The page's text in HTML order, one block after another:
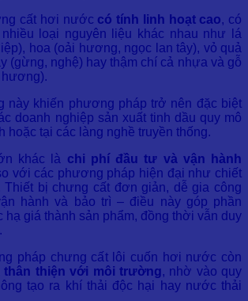
cất hơi nước có tính linh hoạt cao, có
loại nguyên liệu khác nhau như lá
hoa (oải hương, ngọc lan tây), vỏ quả
(gừng, nghệ) hay thậm chí cả nhựa và gỗ
này khiến phương pháp trở nên đặc biệt
doanh nghiệp sản xuất tinh dầu quy mô
hoặc tại các làng nghề truyền thống.
khác là chi phí đầu tư và vận hành
với các phương pháp hiện đại như chiết
Thiết bị chưng cất đơn giản, dễ gia công
hành và bảo trì – điều này góp phần
hạ giá thành sản phẩm, đồng thời vẫn duy
pháp chưng cất lôi cuốn hơi nước còn
thân thiện với môi trường, nhờ vào quy
tạo ra khí thải độc hại hay nước thải